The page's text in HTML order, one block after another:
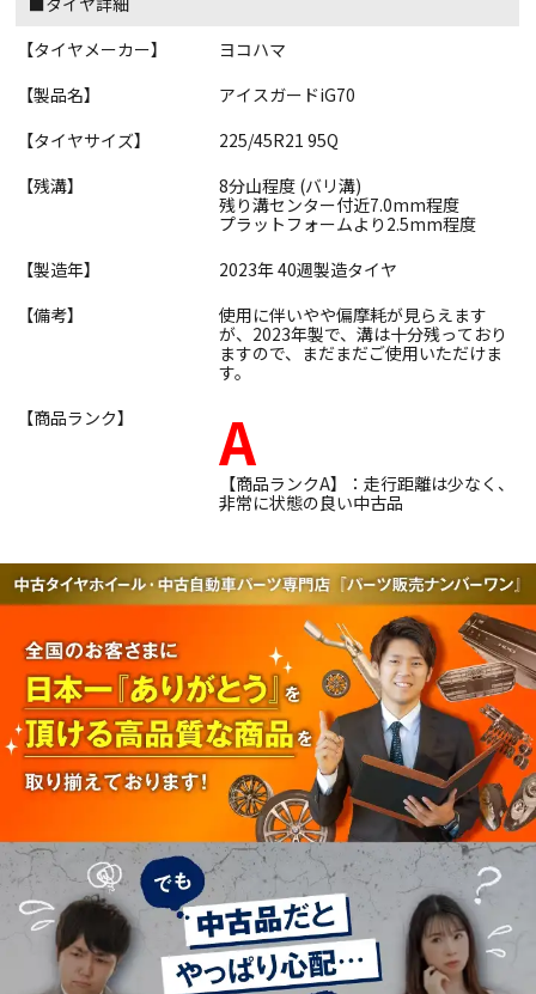
【タイヤメーカー】
ヨコハマ
【製品名】
アイスガードiG70
【タイヤサイズ】
225/45R21 95Q
【残溝】
8分山程度 (バリ溝)
残り溝センター付近7.0mm程度
プラットフォームより2.5mm程度
【製造年】
2023年 40週製造タイヤ
【備考】
使用に伴いやや偏摩耗が見らえます
が、2023年製で、溝は十分残っており
ますので、まだまだご使用いただけま
す。
【商品ランク】
A
【商品ランクA】：走行距離は少なく、
非常に状態の良い中古品